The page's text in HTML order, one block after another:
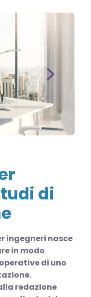
di
ingegneri nasce
in modo
di uno
redazione